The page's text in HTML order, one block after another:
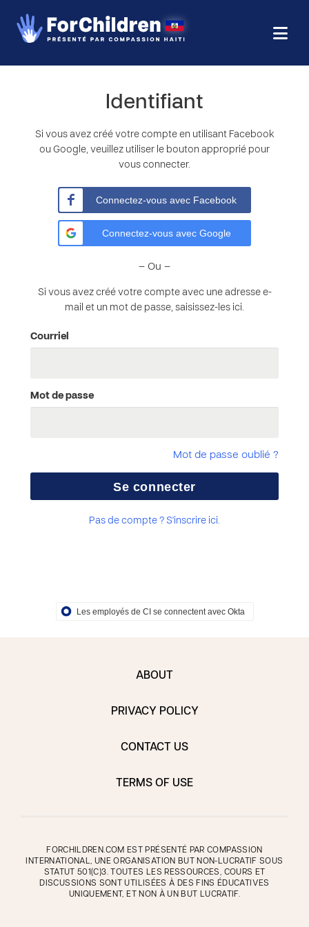
Identifiant
Si vous avez créé votre compte en utilisant Facebook
ou Google, veuillez utiliser le bouton approprié pour
vous connecter.
Connectez-vous avec Facebook
Connectez-vous avec Google
– Ou –
Si vous avez créé votre compte avec une adresse e-
mail et un mot de passe, saisissez-les ici.
Courriel
Mot de passe
Mot de passe oublié ?
Pas de compte ? S'inscrire ici.
Les employés de CI se connectent avec Okta
ABOUT
PRIVACY POLICY
CONTACT US
TERMS OF USE
FORCHILDREN.COM EST PRÉSENTÉ PAR COMPASSION
INTERNATIONAL, UNE ORGANISATION BUT NON-LUCRATIF SOUS
STATUT 501(C)3. TOUTES LES RESSOURCES, COURS ET
DISCUSSIONS SONT UTILISÉES À DES FINS ÉDUCATIVES
UNIQUEMENT, ET NON À UN BUT LUCRATIF.